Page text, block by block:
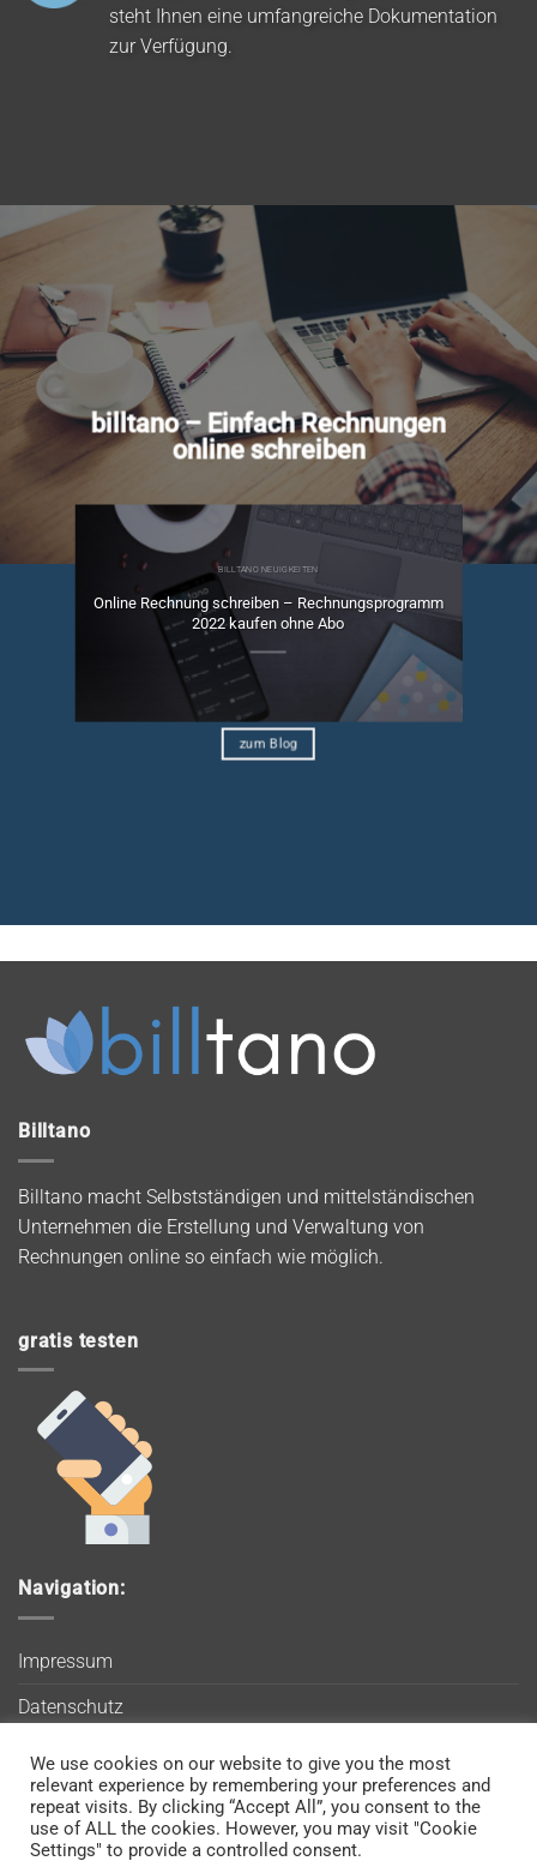
steht Ihnen eine umfangreiche Dokumentation
zur Verfügung.
billtano – Einfach Rechnungen
online schreiben
BILLTANO NEUIGKEITEN
Online Rechnung schreiben – Rechnungsprogramm
2022 kaufen ohne Abo
zum Blog
Billtano
Billtano macht Selbstständigen und mittelständischen
Unternehmen die Erstellung und Verwaltung von
Rechnungen online so einfach wie möglich.
gratis testen
Navigation:
Impressum
Datenschutz
AGB
Blog
Kontakt
We use cookies on our website to give you the most
relevant experience by remembering your preferences and
repeat visits. By clicking “Accept All”, you consent to the
use of ALL the cookies. However, you may visit "Cookie
Settings" to provide a controlled consent.
Wir verwenden Cookies, um sicherzustellen, dass Sie auf
unserer Website die bestmögliche Erfahrung machen. Wenn
Sie diese Website weiterhin nutzen, gehen wir davon aus, dass